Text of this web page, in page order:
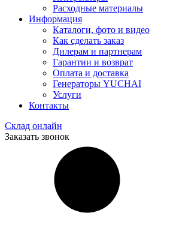
Расходные материалы
Информация
Каталоги, фото и видео
Как сделать заказ
Дилерам и партнерам
Гарантии и возврат
Оплата и доставка
Генераторы YUCHAI
Услуги
Контакты
Склад онлайн
Заказать звонок